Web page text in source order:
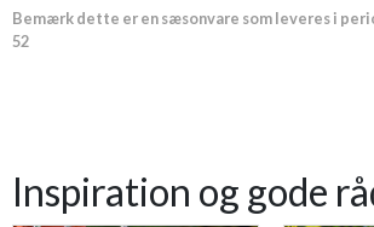
Bemærk dette er en sæsonvare som leveres i
52
Inspiration og gode